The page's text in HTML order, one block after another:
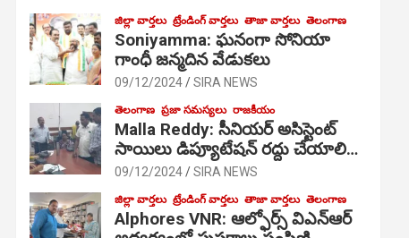
జిల్లా వార్తలు ట్రేండింగ్ వార్తలు తాజా వార్తలు తెలంగాణ
Soniyamma: ఘ‌నంగా సోనియా
గాంధీ జ‌న్మ‌దిన వేడుక‌లు
09/12/2024 SIRA NEWS
తెలంగాణ ప్రజా సమస్యలు రాజకీయం
Malla Reddy: సీనియర్ అసిస్టెంట్
సాయిలు డిప్యూటేషన్ రద్దు చేయాలి…
09/12/2024 SIRA NEWS
జిల్లా వార్తలు ట్రేండింగ్ వార్తలు తాజా వార్తలు తెలంగాణ
Alphores VNR: ఆల్ఫోర్స్ విఎన్ఆర్